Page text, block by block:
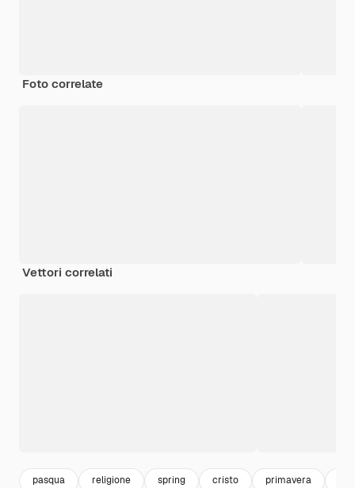
Foto correlate
Vettori correlati
pasqua religione spring cristo primavera